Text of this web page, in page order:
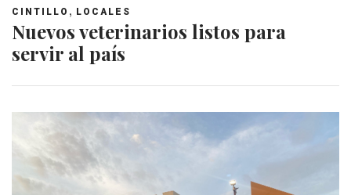
CINTILLO , LOCALES
Nuevos veterinarios listos para
servir al país